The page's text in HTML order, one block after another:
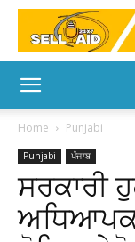
Home Punjabi
Punjabi ਪੰਜਾਬ
ਸਰਕਾਰੀ